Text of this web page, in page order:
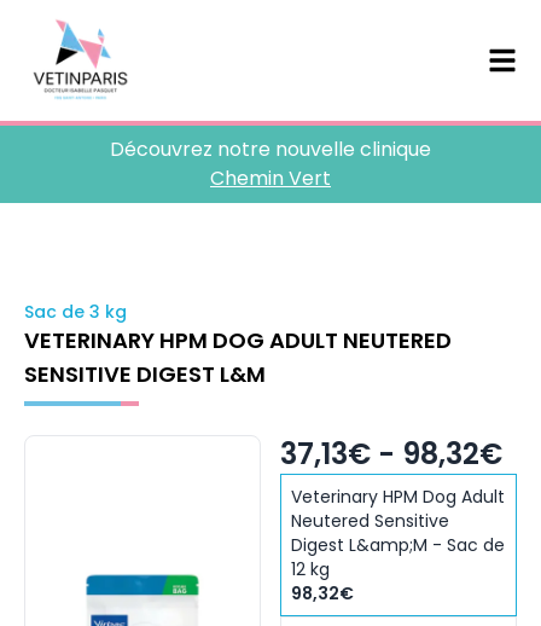
Découvrez notre nouvelle clinique
Chemin Vert
Sac de 3 kg
VETERINARY HPM DOG ADULT NEUTERED
SENSITIVE DIGEST L&M
37,13€ - 98,32€
Veterinary HPM Dog Adult
Neutered Sensitive
Digest L&amp;M - Sac de
12 kg
98,32€